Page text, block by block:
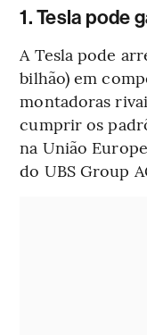
1. Tesla pode
A Tesla pode
bilhão) em
montadoras
cumprir os
na União
do UBS Group